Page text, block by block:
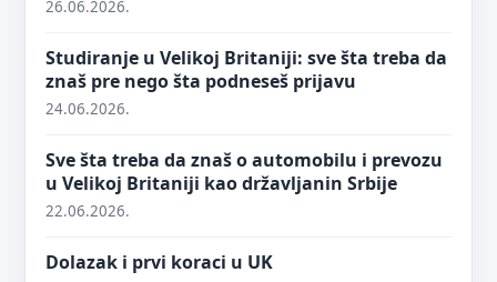
26.06.2026.
Studiranje u Velikoj Britaniji: sve šta treba da
znaš pre nego šta podneseš prijavu
24.06.2026.
Sve šta treba da znaš o automobilu i prevozu
u Velikoj Britaniji kao državljanin Srbije
22.06.2026.
Dolazak i prvi koraci u UK